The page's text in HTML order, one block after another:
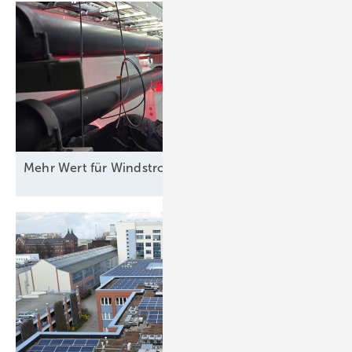
Kandidaten, einer neuen Aufgabe gewachsen zu sein. Und drittens
hängt gute Führung nicht nur von der Persönlichkeit einer
Führungskraft, sondern auch von ihrer Aufgabe ab. Ein
Krisenmanager muss entscheidungsstark und kommunikativ sein, ein
Wachstumsunternehmen benötigt einen guten Organisator, der
Strukturen und Prozesse anpassen kann.
Evidenzbasierte Bewertung
Bewertung gibt, mit der das Risiko signifikant reduziert werden kann.
Denn genau hier setzt ein gut strukturierter und mit wissenschaftlicher
Forschung abgesicherter Auswahlprozess an. Im ersten Schritt wird
analysiert, was von der gesuchten Person erwartet wird. Dafür sind
drei Fragen entscheidend: Welche Ergebnisse erwartet das
Unternehmen von seinem Geschäftsführer oder Vorstand? Wie sind
die Ausgangssituation und die Rahmenbedingungen, unter denen die
Führungskraft ihre Leistung erbringen muss? Und welche Aufgaben
Mehr Wert für Windstrom